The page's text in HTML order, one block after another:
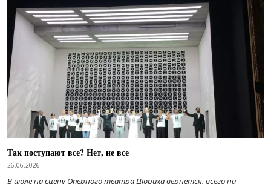
Так поступают все? Нет, не все
26.06.2026
В июле на сцену Оперного театра Цюриха вернется, всего на